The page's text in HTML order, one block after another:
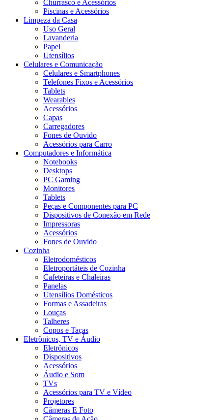
Churrasco e Acessórios
Piscinas e Acessórios
Limpeza da Casa
Uso Geral
Lavanderia
Papel
Utensílios
Celulares e Comunicação
Celulares e Smartphones
Telefones Fixos e Acessórios
Tablets
Wearables
Acessórios
Capas
Carregadores
Fones de Ouvido
Acessórios para Carro
Computadores e Informática
Notebooks
Desktops
PC Gaming
Monitores
Tablets
Peças e Componentes para PC
Dispositivos de Conexão em Rede
Impressoras
Acessórios
Fones de Ouvido
Cozinha
Eletrodomésticos
Eletroportáteis de Cozinha
Cafeteiras e Chaleiras
Panelas
Utensílios Domésticos
Formas e Assadeiras
Louças
Talheres
Copos e Taças
Eletrônicos, TV e Áudio
Eletrônicos
Dispositivos
Acessórios
Áudio e Som
TVs
Acessórios para TV e Vídeo
Projetores
Câmeras E Foto